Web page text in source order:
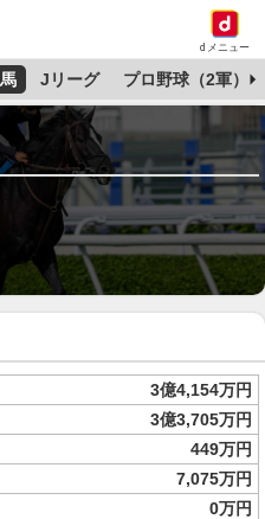
dメニュー
Jリーグ プロ野球（2軍）
3億4,154万円
3億3,705万円
449万円
7,075万円
0万円